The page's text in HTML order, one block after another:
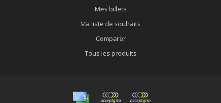
Mes billets
Ma liste de souhaits
Comparer
Tous les produits